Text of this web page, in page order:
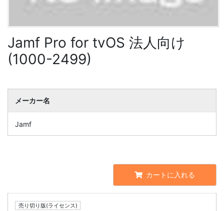
Jamf Pro for tvOS 法人向け
(1000-2499)
メーカー名
Jamf
カートに入れる
売り切り版(ライセンス)